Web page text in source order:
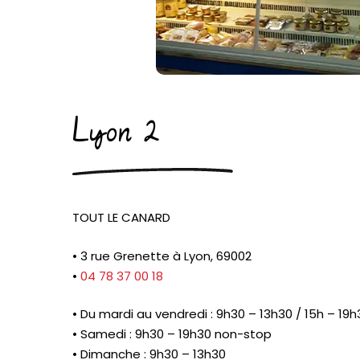
Lyon 2
TOUT LE CANARD
• 3 rue Grenette à Lyon, 69002
•04 78 37 00 18
• Du mardi au vendredi : 9h30 – 13h30 / 15h –
• Samedi : 9h30 – 19h30 non-stop
• Dimanche : 9h30 – 13h30